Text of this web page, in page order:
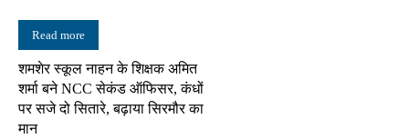
Read more
शमशेर स्कूल नाहन के शिक्षक अमित
शर्मा बने NCC सेकंड ऑफिसर, कंधों
पर सजे दो सितारे, बढ़ाया सिरमौर का
मान